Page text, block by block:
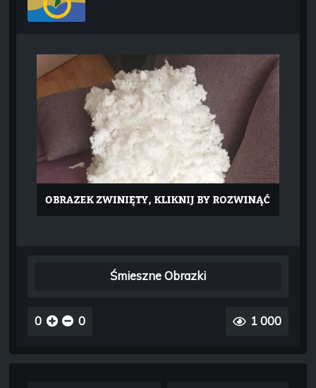
Śmieszne Obrazki
0 0 1 000